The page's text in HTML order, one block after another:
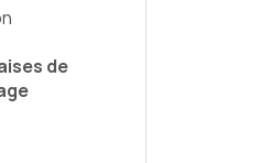
de